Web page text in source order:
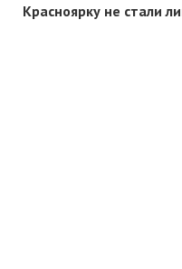
Красноярку не стали